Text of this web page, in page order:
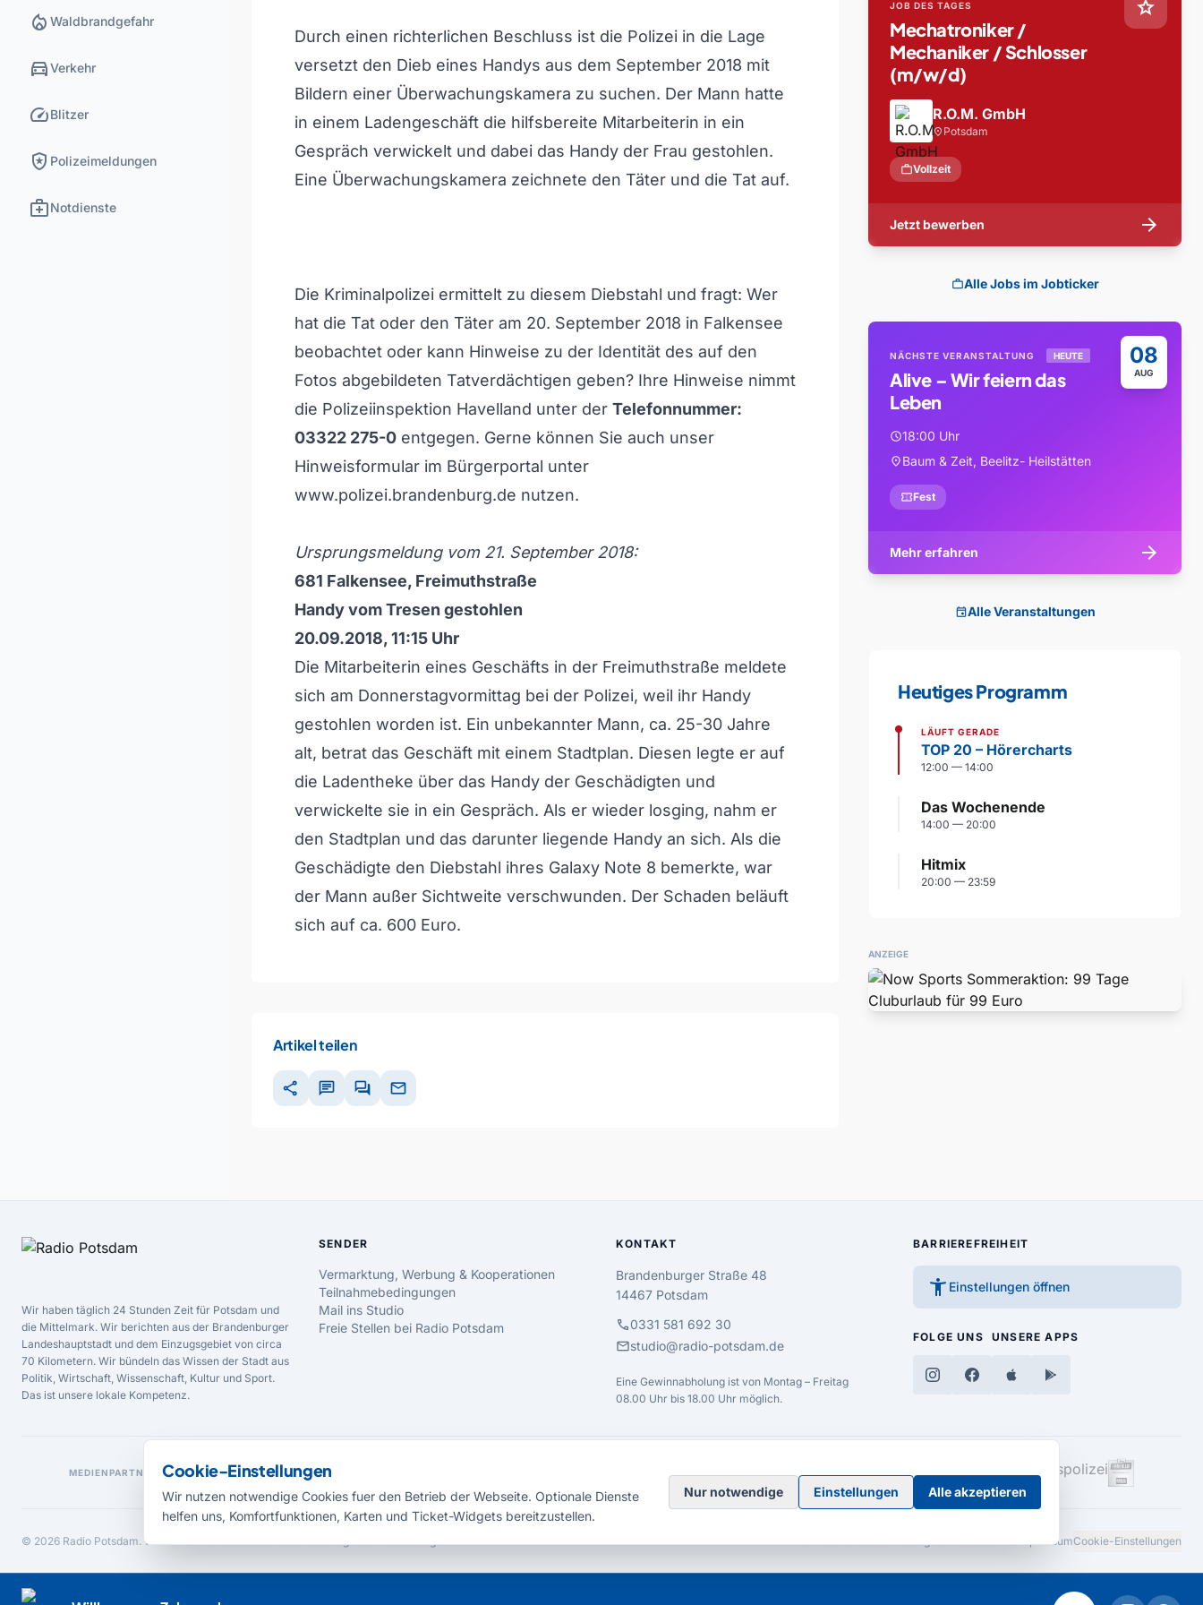
local_fire_department Waldbrandgefahr
directions_carVerkehr
speedBlitzer
local_police Polizeimeldungen
medical_servicesNotdienste
Durch einen richterlichen Beschluss ist die Polizei in die Lage
versetzt den Dieb eines Handys aus dem September 2018 mit
Bildern einer Überwachungskamera zu suchen. Der Mann hatte
in einem Ladengeschäft die hilfsbereite Mitarbeiterin in ein
Gespräch verwickelt und dabei das Handy der Frau gestohlen.
Eine Überwachungskamera zeichnete den Täter und die Tat auf.
Die Kriminalpolizei ermittelt zu diesem Diebstahl und fragt: Wer
hat die Tat oder den Täter am 20. September 2018 in Falkensee
beobachtet oder kann Hinweise zu der Identität des auf den
Fotos abgebildeten Tatverdächtigen geben? Ihre Hinweise nimmt
die Polizeiinspektion Havelland unter der Telefonnummer:
03322 275-0 entgegen. Gerne können Sie auch unser
Hinweisformular im Bürgerportal unter
www.polizei.brandenburg.de nutzen.
Ursprungsmeldung vom 21. September 2018:
681 Falkensee, Freimuthstraße
Handy vom Tresen gestohlen
20.09.2018, 11:15 Uhr
Die Mitarbeiterin eines Geschäfts in der Freimuthstraße meldete
sich am Donnerstagvormittag bei der Polizei, weil ihr Handy
gestohlen worden ist. Ein unbekannter Mann, ca. 25-30 Jahre
alt, betrat das Geschäft mit einem Stadtplan. Diesen legte er auf
die Ladentheke über das Handy der Geschädigten und
verwickelte sie in ein Gespräch. Als er wieder losging, nahm er
den Stadtplan und das darunter liegende Handy an sich. Als die
Geschädigte den Diebstahl ihres Galaxy Note 8 bemerkte, war
der Mann außer Sichtweite verschwunden. Der Schaden beläuft
sich auf ca. 600 Euro.
Artikel teilen
share chat forum mail
star
JOB DES TAGES
Mechatroniker /
Mechaniker / Schlosser
(m/w/d)
R.O.M. GmbH
location_on Potsdam
workVollzeit
Jetzt bewerben arrow_forward
workAlle Jobs im Jobticker
08
AUG
NÄCHSTE VERANSTALTUNG HEUTE
Alive – Wir feiern das
Leben
schedule18:00 Uhr
location_onBaum & Zeit, Beelitz- Heilstätten
confirmation_numberFest
Mehr erfahren arrow_forward
eventAlle Veranstaltungen
Heutiges Programm
LÄUFT GERADE
TOP 20 – Hörercharts
12:00 — 14:00
Das Wochenende
14:00 — 20:00
Hitmix
20:00 — 23:59
ANZEIGE
Wir haben täglich 24 Stunden Zeit für Potsdam und
die Mittelmark. Wir berichten aus der Brandenburger
Landeshauptstadt und dem Einzugsgebiet von circa
70 Kilometern. Wir bündeln das Wissen der Stadt aus
Politik, Wirtschaft, Wissenschaft, Kultur und Sport.
Das ist unsere lokale Kompetenz.
SENDER
Vermarktung, Werbung & Kooperationen
Teilnahmebedingungen
Mail ins Studio
Freie Stellen bei Radio Potsdam
KONTAKT
Brandenburger Straße 48
14467 Potsdam
call0331 581 692 30
mailstudio@radio-potsdam.de
Eine Gewinnabholung ist von Montag – Freitag
08.00 Uhr bis 18.00 Uhr möglich.
BARRIEREFREIHEIT
accessibility_new Einstellungen öffnen
FOLGE UNS UNSERE APPS
MEDIENPARTNER
© 2026 Radio Potsdam. Webseite entwickelt durch dieMedienagentur Babelsberg BarrierefreiheitserklärungAGBDatenschutzImpressumCookie-Einstellungen
Cookie-Einstellungen
Wir nutzen notwendige Cookies fuer den Betrieb der Webseite. Optionale Dienste
helfen uns, Komfortfunktionen, Karten und Ticket-Widgets bereitzustellen.
Nur notwendige Einstellungen Alle akzeptieren